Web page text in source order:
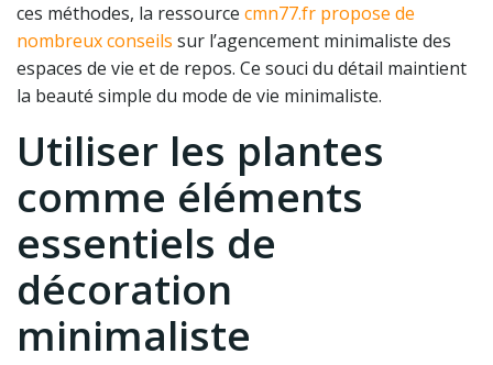
ces méthodes, la ressource cmn77.fr propose de
nombreux conseils sur l’agencement minimaliste des
espaces de vie et de repos. Ce souci du détail maintient
la beauté simple du mode de vie minimaliste.
Utiliser les plantes
comme éléments
essentiels de
décoration
minimaliste